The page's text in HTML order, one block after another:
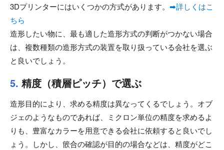
3Dプリンターにはいくつかの方式があります。 ➡詳しくはこ
ちら
造形したい物に、最も適した造形方式の判断がつかない場合
は、複数種類の造形方式の装置を取り扱っている会社を選ぶ
と良いでしょう。
5. 精度（積層ピッチ）で選ぶ
造形目的により、求める精度は異なってくるでしょう。オブ
ジェのようなものであれば、ミクロン単位の精度を求めるよ
りも、豊富なカラーを用意できる会社に依頼すると良いでし
ょう。しかし、篏合の確認が目的の場合などは、精度がどこ